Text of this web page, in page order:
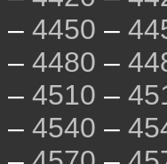
– 4450 –
– 4480 –
– 4510 –
– 4540 –